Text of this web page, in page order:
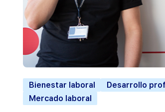
Bienestar laboral
Desarrollo
Mercado laboral